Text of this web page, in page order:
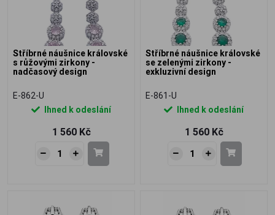
Stříbrné náušnice královské
s růžovými zirkony -
nadčasový design
E-862-U
Ihned k odeslání
1 560 Kč
Stříbrné náušnice královské
se zelenými zirkony -
exkluzivní design
E-861-U
Ihned k odeslání
1 560 Kč